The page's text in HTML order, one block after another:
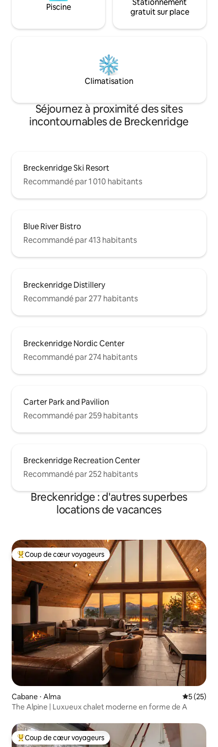
Piscine
Stationnement
gratuit sur place
Climatisation
Séjournez à proximité des sites
incontournables de Breckenridge
Breckenridge Ski Resort
Recommandé par 1 010 habitants
Blue River Bistro
Recommandé par 413 habitants
Breckenridge Distillery
Recommandé par 277 habitants
Breckenridge Nordic Center
Recommandé par 274 habitants
Carter Park and Pavilion
Recommandé par 259 habitants
Breckenridge Recreation Center
Recommandé par 252 habitants
Breckenridge : d'autres superbes
locations de vacances
Coups de cœur voyageurs les plus appréciés
Coup de cœur voyageurs
Cabane ⋅ Alma
5 (25)
The Alpine | Luxueux chalet moderne en forme de A
Coups de cœur voyageurs les plus appréciés
Coup de cœur voyageurs